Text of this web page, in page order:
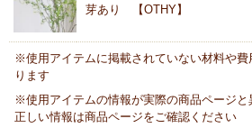
芽あり 【OTHY】
※使用アイテムに掲載されていない材料や費
ります
※使用アイテムの情報が実際の商品ページと
正しい情報は商品ページをご確認ください